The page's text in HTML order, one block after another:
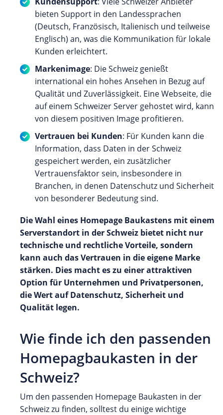
bieten Support in den Landessprachen
(Deutsch, Französisch, Italienisch und teilweise
Englisch) an, was die Kommunikation für lokale
Kunden erleichtert.
Markenimage: Die Schweiz genießt
international ein hohes Ansehen in Bezug auf
Qualität und Zuverlässigkeit. Eine Webseite, die
auf einem Schweizer Server gehostet wird, kann
von diesem positiven Image profitieren.
Vertrauen bei Kunden: Für Kunden kann die
Information, dass Daten in der Schweiz
gespeichert werden, ein zusätzlicher
Vertrauensfaktor sein, insbesondere in
Branchen, in denen Datenschutz und Sicherheit
von besonderer Bedeutung sind.
Die Wahl eines Homepage Baukastens mit einem
Serverstandort in der Schweiz bietet nicht nur
technische und rechtliche Vorteile, sondern
kann auch das Vertrauen in die eigene Marke
stärken. Dies macht es zu einer attraktiven
Option für Unternehmen und Privatpersonen,
die Wert auf Datenschutz, Sicherheit und
Qualität legen.
Wie finde ich den passenden
Homepagbaukasten in der
Schweiz?
Um den passenden Homepage Baukasten in der
Schweiz zu finden, solltest du einige wichtige